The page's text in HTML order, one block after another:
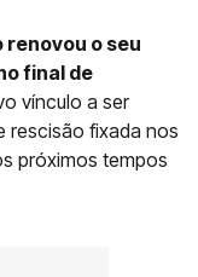
renovou o seu
final de
vínculo a ser
rescisão fixada nos
próximos tempos